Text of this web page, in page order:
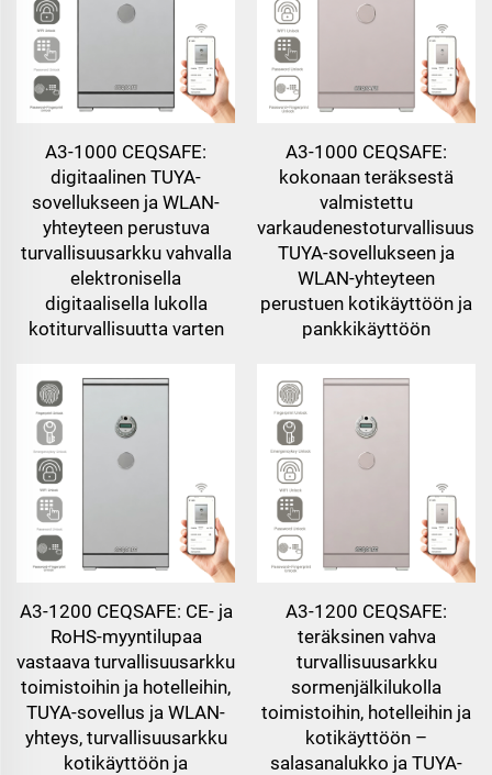
A3-1000 CEQSAFE:
digitaalinen TUYA-
sovellukseen ja WLAN-
yhteyteen perustuva
turvallisuusarkku vahvalla
elektronisella
digitaalisella lukolla
kotiturvallisuutta varten
A3-1000 CEQSAFE:
kokonaan teräksestä
valmistettu
TUYA-sovellukseen ja
WLAN-yhteyteen
perustuen kotikäyttöön ja
pankkikäyttöön
A3-1200 CEQSAFE: CE- ja
RoHS-myyntilupaa
vastaava turvallisuusarkku
toimistoihin ja hotelleihin,
TUYA-sovellus ja WLAN-
yhteys, turvallisuusarkku
kotikäyttöön ja
A3-1200 CEQSAFE:
teräksinen vahva
turvallisuusarkku
sormenjälkilukolla
toimistoihin, hotelleihin ja
kotikäyttöön –
salasanalukko ja TUYA-